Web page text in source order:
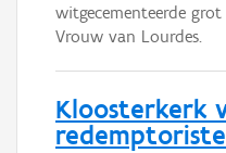
witgecementeerde
Vrouw van Lourdes.
Kloosterkerk